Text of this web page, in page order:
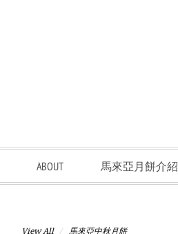
ABOUT 馬來亞月餅介紹
View All 馬來亞中秋月餅